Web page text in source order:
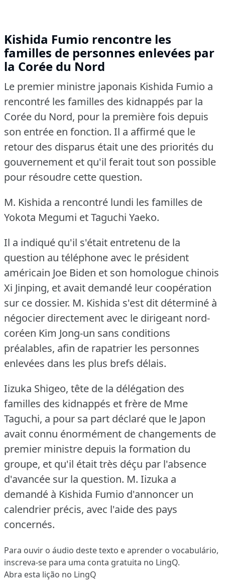
Kishida Fumio rencontre les
familles de personnes enlevées par
la Corée du Nord
Le premier ministre japonais Kishida Fumio a
rencontré les familles des kidnappés par la
Corée du Nord, pour la première fois depuis
son entrée en fonction. Il a affirmé que le
retour des disparus était une des priorités du
gouvernement et qu'il ferait tout son possible
pour résoudre cette question.
M. Kishida a rencontré lundi les familles de
Yokota Megumi et Taguchi Yaeko.
Il a indiqué qu'il s'était entretenu de la
question au téléphone avec le président
américain Joe Biden et son homologue chinois
Xi Jinping, et avait demandé leur coopération
sur ce dossier. M. Kishida s'est dit déterminé à
négocier directement avec le dirigeant nord-
coréen Kim Jong-un sans conditions
préalables, afin de rapatrier les personnes
enlevées dans les plus brefs délais.
Iizuka Shigeo, tête de la délégation des
familles des kidnappés et frère de Mme
Taguchi, a pour sa part déclaré que le Japon
avait connu énormément de changements de
premier ministre depuis la formation du
groupe, et qu'il était très déçu par l'absence
d'avancée sur la question. M. Iizuka a
demandé à Kishida Fumio d'annoncer un
calendrier précis, avec l'aide des pays
concernés.
Para ouvir o áudio deste texto e aprender o vocabulário,
inscreva-se para uma conta gratuita no LingQ.
Abra esta lição no LingQ